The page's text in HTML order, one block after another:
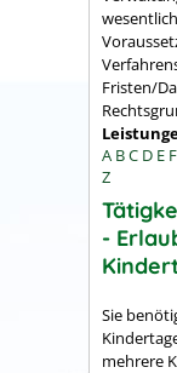
Fristen/
A BC D E F
Z
-
Sie
mehrere